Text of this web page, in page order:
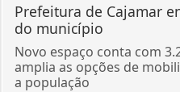
Prefeitura de Cajamar
do município
Novo espaço conta com
amplia as opções de
a população